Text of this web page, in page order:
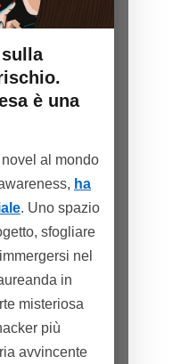
è una
al mondo
ha
. Uno spazio
sfogliare
nel
in
misteriosa
più
avvincente